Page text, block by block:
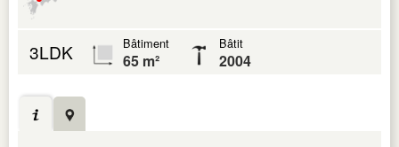
3LDK Bâtiment
65 m²
Bâtit
2004